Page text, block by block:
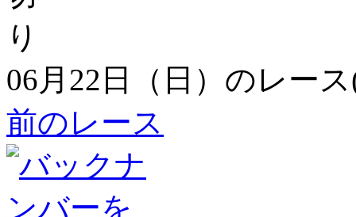
06月22日（日）のレー
前のレース